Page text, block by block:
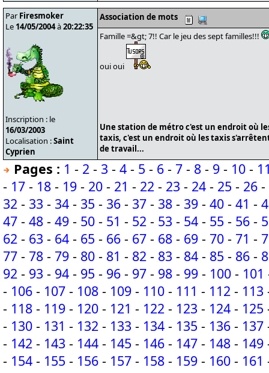
Par Firesmoker
Le 14/05/2004à20:22:35
Inscription : le
16/03/2003
Localisation :Saint
Cyprien
Association de mots
Famille =&gt; 7!! Car le jeu des sept familles!!!
oui oui
Une station de métro c'est un endroit où
taxis, c'est un endroit où les taxis
de travail...
Pages : 1 - 2 - 3 - 4 - 5 - 6 - 7 - 8 - 9 - 10 -
- 17 - 18 - 19 - 20 - 21 - 22 - 23 - 24 - 25 - 26 -
32 - 33 - 34 - 35 - 36 - 37 - 38 - 39 - 40 - 41 -
47 - 48 - 49 - 50 - 51 - 52 - 53 - 54 - 55 - 56 -
62 - 63 - 64 - 65 - 66 - 67 - 68 - 69 - 70 - 71 -
77 - 78 - 79 - 80 - 81 - 82 - 83 - 84 - 85 - 86 -
92 - 93 - 94 - 95 - 96 - 97 - 98 - 99 - 100 - 101
- 106 - 107 - 108 - 109 - 110 - 111 - 112 - 113
- 118 - 119 - 120 - 121 - 122 - 123 - 124 - 125
- 130 - 131 - 132 - 133 - 134 - 135 - 136 - 137
- 142 - 143 - 144 - 145 - 146 - 147 - 148 - 149
- 154 - 155 - 156 - 157 - 158 - 159 - 160 - 161